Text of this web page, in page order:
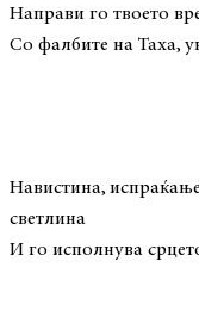
Направи го твоето
Со фалбите на Таха,
Навистина,
светлина
И го исполнува